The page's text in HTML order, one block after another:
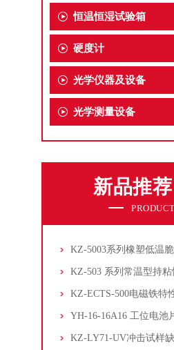
恒温恒湿试验箱
硬度计
光学仪器及设备
光学测量设备
新品推荐
KZ-5003系列橡塑低温
KZ-503 系列常温型持